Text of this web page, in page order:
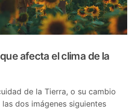
afecta el clima de la
de la Tierra, o su cambio
dos imágenes siguientes